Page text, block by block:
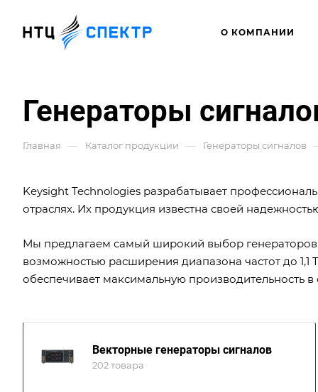
О КОМПАНИИ
Генераторы
Главная — Каталог продукции — Генераторы сигналов
Keysight Technologies разрабатывает
отраслях. Их продукция известна своей
Мы предлагаем самый широкий выбор генераторов
возможностью расширения диапазона частот до 1,1
обеспечивает максимальную производительность в
Векторные генераторы сигналов
202 товара